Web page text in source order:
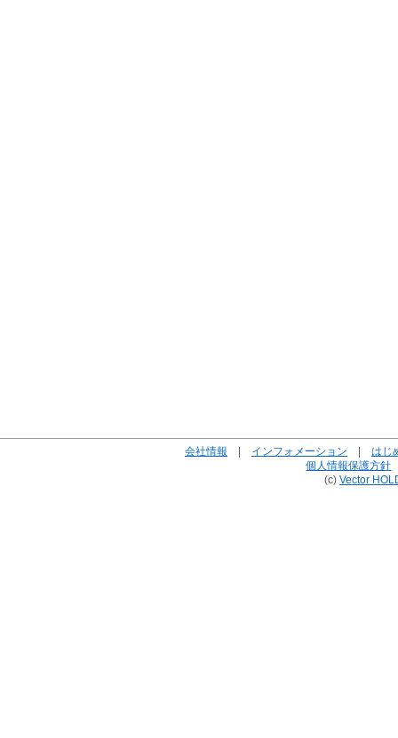
会社情報 | インフォメーション | はじ
個人情報保護方針
(c) Vector